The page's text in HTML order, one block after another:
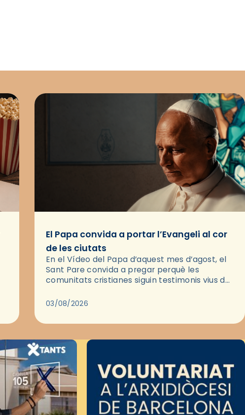
El Papa convida a portar l’Evangeli al cor
de les ciutats
En el Vídeo del Papa d’aquest mes d’agost, el
Sant Pare convida a pregar perquè les
comunitats cristianes siguin testimonis vius de
pregària, el…
03/08/2026